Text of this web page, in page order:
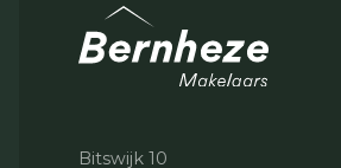
Bitswijk 10